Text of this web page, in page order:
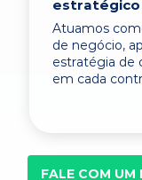
estratégico
Atuamos
de negócio,
estratégia de
em cada
FALE COM UM